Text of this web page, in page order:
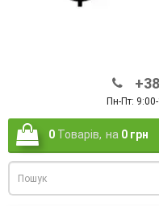
Пн-Пт:
0 Товарів, на 0 грн